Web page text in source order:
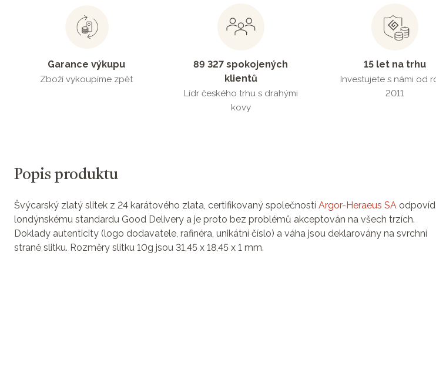
Garance výkupu
Zboží vykoupíme zpět
89 327 spokojených
klientů
Lídr českého trhu s drahými
kovy
15 let na trhu
Investujete s námi od
2011
Popis produktu
Švýcarský zlatý slitek z 24 karátového zlata, certifikovaný společností Argor-Heraeus SA
londýnskému standardu Good Delivery a je proto bez problémů akceptován na všech trzích.
Doklady autenticity (logo dodavatele, rafinéra, unikátní číslo) a váha jsou deklarovány na svrchní
straně slitku. Rozměry slitku 10g jsou 31,45 x 18,45 x 1 mm.